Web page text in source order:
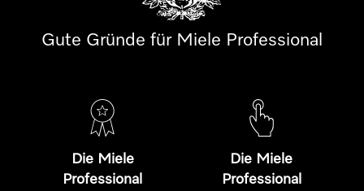
Gute Gründe für Miele Professional
Die Miele
Professional
Die Miele
Professional